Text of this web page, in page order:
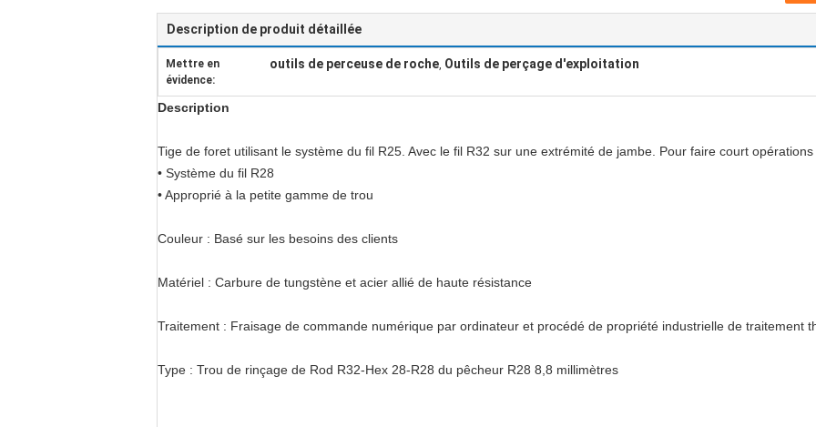
Description de produit détaillée
Mettre en
évidence:
outils de perceuse de roche, Outils de perçage d'exploitation
Description
Tige de foret utilisant le système du fil R25. Avec le fil R32 sur une extrémité de jambe. Pour faire court
• Système du fil R28
• Approprié à la petite gamme de trou
Couleur : Basé sur les besoins des clients
Matériel : Carbure de tungstène et acier allié de haute résistance
Traitement : Fraisage de commande numérique par ordinateur et procédé de propriété industrielle de traitement
Type : Trou de rinçage de Rod R32-Hex 28-R28 du pêcheur R28 8,8 millimètres